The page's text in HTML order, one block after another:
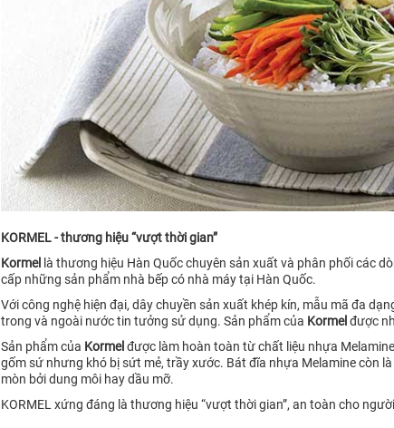
KORMEL - thương hiệu “vượt thời gian”
Kormel là thương hiệu Hàn Quốc chuyên sản xuất và phân phối các
cấp những sản phẩm nhà bếp có nhà máy tại Hàn Quốc.
Với công nghệ hiện đại, dây chuyền sản xuất khép kín, mẫu mã đa
trong và ngoài nước tin tưởng sử dụng. Sản phẩm của Kormel được
Sản phẩm của Kormel được làm hoàn toàn từ chất liệu nhựa
gốm sứ nhưng khó bị sứt mẻ, trầy xước. Bát đĩa nhựa Melamine còn
mòn bởi dung môi hay dầu mỡ.
KORMEL xứng đáng là thương hiệu “vượt thời gian”, an toàn cho